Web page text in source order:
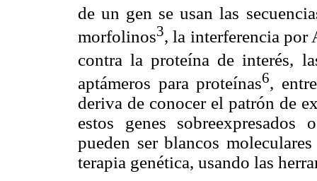
de un gen se usan las
morfolinos3, la interferencia
contra la proteína de interés,
aptámeros para proteínas6,
deriva de conocer el patrón de
estos genes
pueden ser blancos
terapia genética, usando las